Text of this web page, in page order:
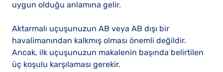
uygun olduğu anlamına gelir.
Aktarmalı uçuşunuzun AB veya AB dışı bir
havalimanından kalkmış olması önemli değildir.
Ancak, ilk uçuşunuzun makalenin başında belirtilen
üç koşulu karşılaması gerekir.